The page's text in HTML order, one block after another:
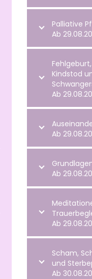
Palliative
Ab
Kindstod
Ab
Ab
Ab
Ab
Scham,
und
Ab